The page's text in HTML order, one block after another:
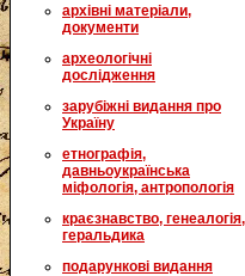
архівні матеріали,
документи
археологічні
дослідження
зарубіжні видання про
Україну
етнографія,
давньоукраїнська
міфологія, антропологія
краєзнавство, генеалогія,
геральдика
подарункові видання